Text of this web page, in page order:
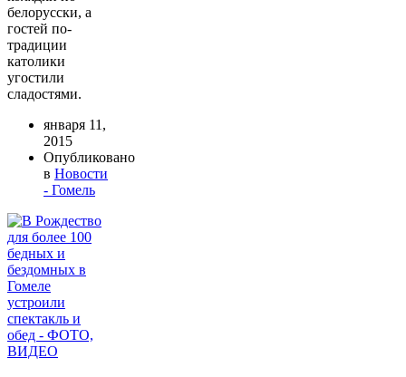
белорусски, а
гостей по-
традиции
католики
угостили
сладостями.
января 11,
2015
Опубликовано
в Новости
- Гомель